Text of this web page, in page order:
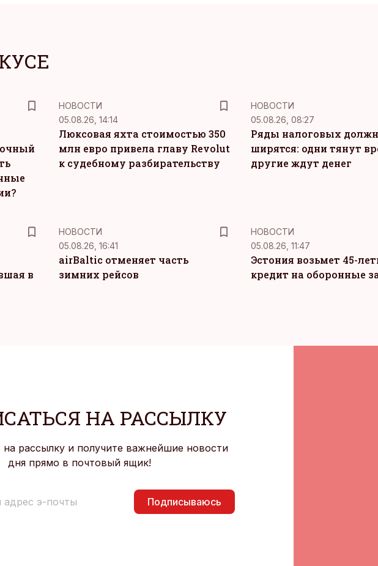
НОВОСТИ
05.08.26, 14:14
Люксовая яхта стоимостью 350
млн евро привела главу Revolut
к судебному разбирательству
НОВОСТИ
05.08.26, 08:27
Ряды налоговых
ширятся: одни тянут
другие ждут денег
в
НОВОСТИ
05.08.26, 16:41
airBaltic отменяет часть
зимних рейсов
НОВОСТИ
05.08.26, 11:47
Эстония возьмет 45-
кредит на оборонные
НА РАССЫЛКУ
рассылку и получите важнейшие новости
дня прямо в почтовый ящик!
Подписываюсь